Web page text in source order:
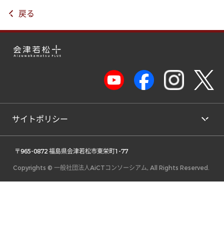
戻る
サイトポリシー
〒965-0872 福島県会津若松市東栄町1-77
Copyrights © 一般社団法人AiCTコンソーシアム, All Rights Reserved.